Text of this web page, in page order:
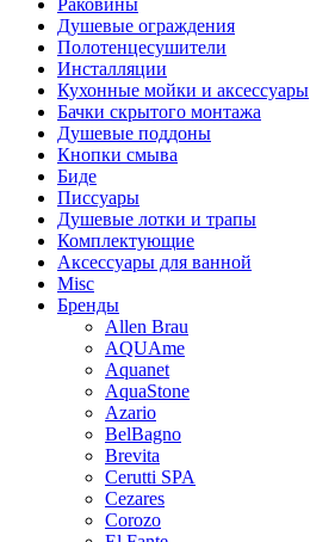
Раковины
Душевые ограждения
Полотенцесушители
Инсталляции
Кухонные мойки и аксессуары
Бачки скрытого монтажа
Душевые поддоны
Кнопки смыва
Биде
Писсуары
Душевые лотки и трапы
Комплектующие
Аксессуары для ванной
Misc
Бренды
Allen Brau
AQUAme
Aquanet
AquaStone
Azario
BelBagno
Brevita
Cerutti SPA
Cezares
Corozo